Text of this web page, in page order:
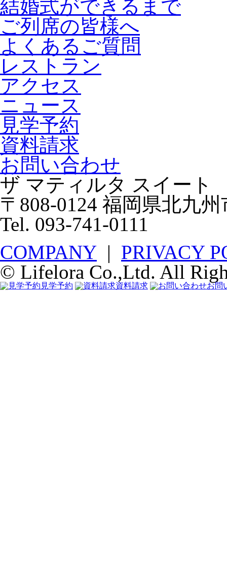
結婚式ができるまで
ご列席の皆様へ
よくあるご質問
レストラン
アクセス
ニュース
見学予約
資料請求
お問い合わせ
ザ マティルタ スイート
〒808-0124 福岡県北九
Tel. 093-741-0111
COMPANY | PRIVACY
© Lifelora Co.,Ltd. All
見学予約 資料請求 お問